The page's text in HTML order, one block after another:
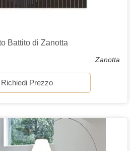
Battito di Zanotta
Zanotta
Richiedi Prezzo